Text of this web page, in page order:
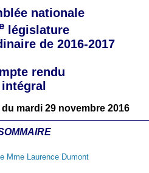
nationale
législature
de 2016-2017
rendu
intégral
mardi 29 novembre 2016
Mme Laurence Dumont